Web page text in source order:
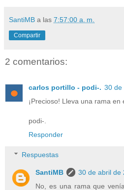
SantiMB a las 7:57:00 a. m.
Compartir
2 comentarios:
carlos portillo - podi-. 30 de
¡Precioso! Lleva una rama en
podi-.
Responder
Respuestas
SantiMB
30 de abril de
No, es una rama que